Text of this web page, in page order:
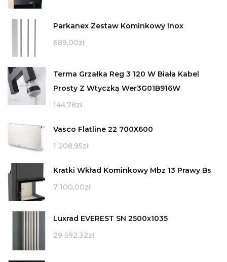
Parkanex Zestaw Kominkowy Inox
689,00zł
Terma Grzałka Reg 3 120 W Biała Kabel
Prosty Z Wtyczką Wer3G01B916W
144,78zł
Vasco Flatline 22 700X600
1 208,95zł
Kratki Wkład Kominkowy Mbz 13 Prawy Bs
7 100,00zł
Luxrad EVEREST SN 2500x1035
29 592,32zł